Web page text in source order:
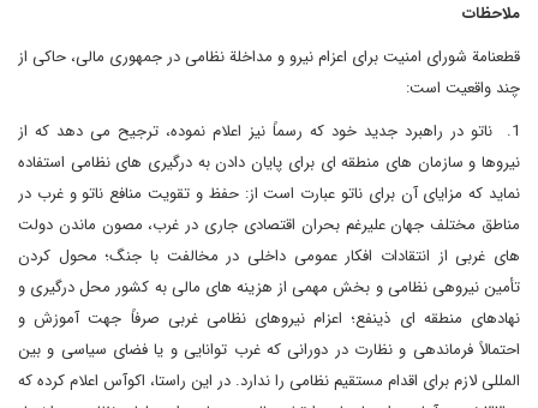
ملاحظات
قطعنامة شورای امنیت برای اعزام نیرو و مداخلة نظامی در جمهوری مالی، حاکی از
چند واقعیت است:
1. ناتو در راهبرد جدید خود که رسماً نیز اعلام نموده، ترجیح می دهد که از
نیروها و سازمان های منطقه ای برای پایان دادن به درگیری های نظامی استفاده
نماید که مزایای آن برای ناتو عبارت است از: حفظ و تقویت منافع ناتو و غرب در
مناطق مختلف جهان علیرغم بحران اقتصادی جاری در غرب، مصون ماندن دولت
های غربی از انتقادات افکار عمومی داخلی در مخالفت با جنگ؛ محول کردن
تأمین نیروهی نظامی و بخش مهمی از هزینه های مالی به کشور محل درگیری و
نهادهای منطقه ای ذینفع؛ اعزام نیروهای نظامی غربی صرفاً جهت آموزش و
احتمالاً فرماندهی و نظارت در دورانی که غرب توانایی و یا فضای سیاسی و بین
المللی لازم برای اقدام مستقیم نظامی را ندارد. در این راستا، اکوآس اعلام کرده که